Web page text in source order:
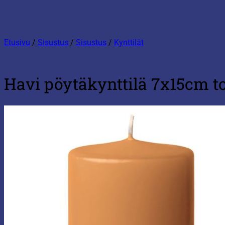
Etusivu / Sisustus / Sisustus / Kynttilät
Havi pöytäkynttilä 7x15cm